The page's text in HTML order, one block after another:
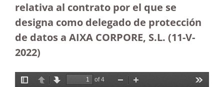
relativa al contrato por el que se
designa como delegado de protección
de datos a AIXA CORPORE, S.L. (11-V-
2022)